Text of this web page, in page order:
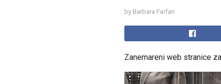
by Barbara Farfan
Zanemareni web stranice